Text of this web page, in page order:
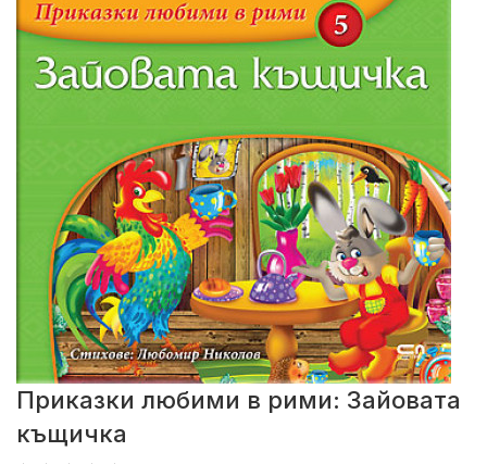
Приказки любими в рими: Зайовата
къщичка